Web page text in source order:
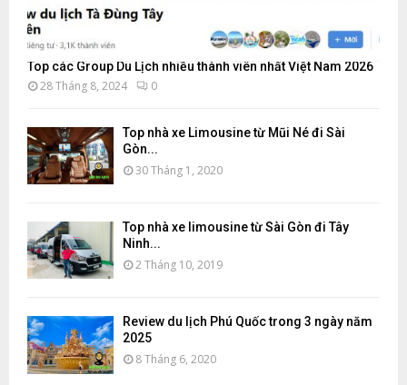
Top các Group Du Lịch nhiều thành viên nhất Việt Nam 2026
28 Tháng 8, 2024 0
Top nhà xe Limousine từ Mũi Né đi Sài
Gòn...
30 Tháng 1, 2020
Top nhà xe limousine từ Sài Gòn đi Tây
Ninh...
2 Tháng 10, 2019
Review du lịch Phú Quốc trong 3 ngày năm
2025
8 Tháng 6, 2020